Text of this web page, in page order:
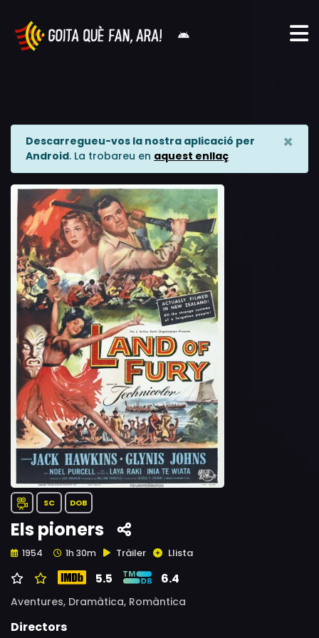
Descarregueu-vos la nostra aplicació per
Android. La trobareu en aquest enllaç
×
SC DOB
Els pioners
1954 1h 30m Tràiler Llista
5.5 6.4
Aventures, Dramàtica, Romàntica
Directors